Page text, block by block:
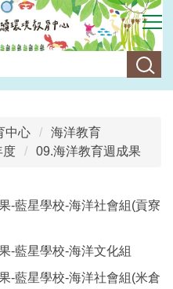
中心
海洋教育
度 09.海洋教育週成果
-藍星學校-海洋社會組(貢寮
-藍星學校-海洋文化組
-藍星學校-海洋社會組(米倉